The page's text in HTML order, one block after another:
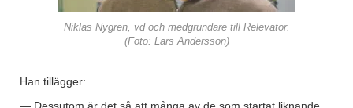
Niklas Nygren, vd och medgrundare till Relevator.
(Foto: Lars Andersson)
Han tillägger: